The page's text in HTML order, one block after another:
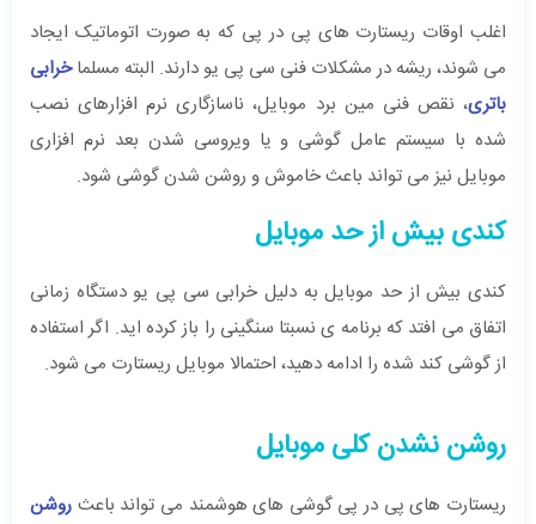
اغلب اوقات ریستارت های پی در پی که به صورت اتوماتیک ایجاد
می شوند، ریشه در مشکلات فنی سی پی یو دارند. البته مسلماخرابی
باتری، نقص فنی مین برد موبایل، ناسازگاری نرم افزارهای نصب
شده با سیستم عامل گوشی و یا ویروسی شدن بعد نرم افزاری
موبایل نیز می تواند باعث خاموش و روشن شدن گوشی شود.
کندی بیش از حد موبایل
کندی بیش از حد موبایل به دلیل خرابی سی پی یو دستگاه زمانی
اتفاق می افتد که برنامه ی نسبتا سنگینی را باز کرده اید. اگر استفاده
از گوشی کند شده را ادامه دهید، احتمالا موبایل ریستارت می شود.
روشن نشدن کلی موبایل
ریستارت های پی در پی گوشی های هوشمند می تواند باعث روشن